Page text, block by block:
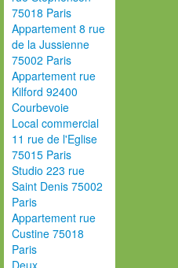
75018 Paris
Appartement 8 rue
de la Jussienne
75002 Paris
Appartement rue
Kilford 92400
Courbevoie
Local commercial
11 rue de l'Eglise
75015 Paris
Studio 223 rue
Saint Denis 75002
Paris
Appartement rue
Custine 75018
Paris
Deux